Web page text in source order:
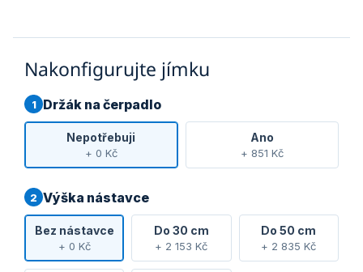
Nakonfigurujte jímku
1 Držák na čerpadlo
Nepotřebuji
+ 0 Kč
Ano
+ 851 Kč
2 Výška nástavce
Bez nástavce
+ 0 Kč
Do 30 cm
+ 2 153 Kč
Do 50 cm
+ 2 835 Kč